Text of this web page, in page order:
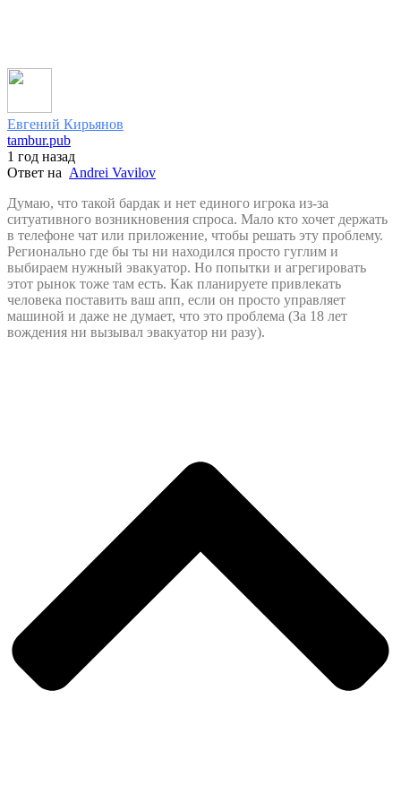
Евгений Кирьянов
tambur.pub
1 год назад
Ответ на Andrei Vavilov
Думаю, что такой бардак и нет единого игрока из-за
ситуативного возникновения спроса. Мало кто хочет держать
в телефоне чат или приложение, чтобы решать эту проблему.
Регионально где бы ты ни находился просто гуглим и
выбираем нужный эвакуатор. Но попытки и агрегировать
этот рынок тоже там есть. Как планируете привлекать
человека поставить ваш апп, если он просто управляет
машиной и даже не думает, что это проблема (За 18 лет
вождения ни вызывал эвакуатор ни разу).